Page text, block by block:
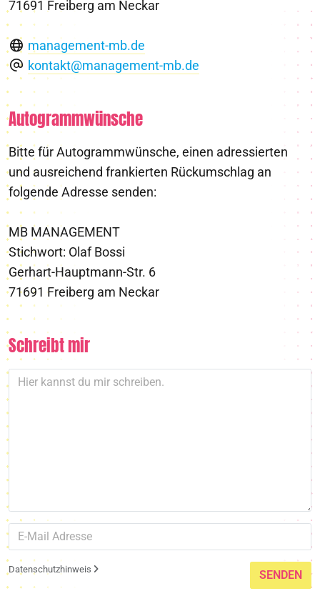
71691 Freiberg am Neckar
management-mb.de
kontakt@management-mb.de
Autogrammwünsche
Bitte für Autogrammwünsche, einen adressierten
und ausreichend frankierten Rückumschlag an
folgende Adresse senden:
MB MANAGEMENT
Stichwort: Olaf Bossi
Gerhart-Hauptmann-Str. 6
71691 Freiberg am Neckar
Schreibt mir
Datenschutzhinweis SENDEN